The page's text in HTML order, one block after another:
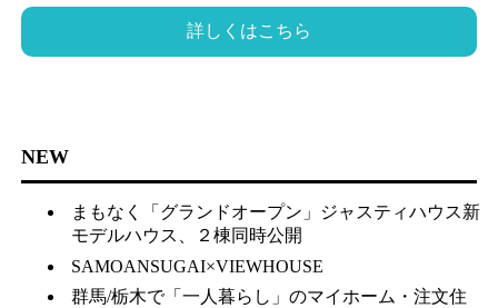
詳しくはこちら
NEW
まもなく「グランドオープン」ジャスティハウス新
モデルハウス、２棟同時公開
SAMOANSUGAI×VIEWHOUSE
群馬/栃木で「一人暮らし」のマイホーム・注文住